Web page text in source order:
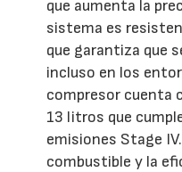
que aumenta la
sistema es
que garantiza que
incluso en los
compresor cuenta
13 litros que
emisiones Stage
combustible y la